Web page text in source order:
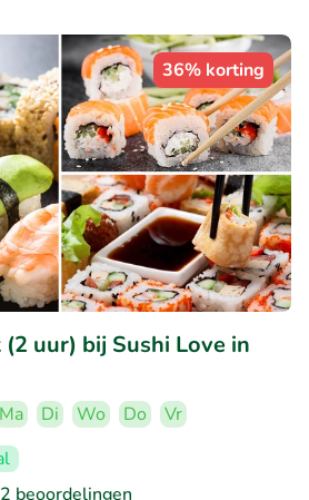
36% korting
uur) bij Sushi Love in
Ma Di Wo Do
Vr
beoordelingen